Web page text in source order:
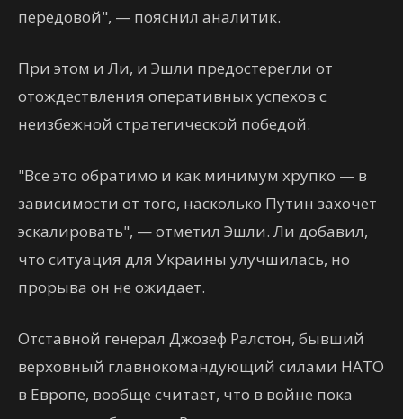
передовой", — пояснил аналитик.
При этом и Ли, и Эшли предостерегли от
отождествления оперативных успехов с
неизбежной стратегической победой.
"Все это обратимо и как минимум хрупко — в
зависимости от того, насколько Путин захочет
эскалировать", — отметил Эшли. Ли добавил,
что ситуация для Украины улучшилась, но
прорыва он не ожидает.
Отставной генерал Джозеф Ралстон, бывший
верховный главнокомандующий силами НАТО
в Европе, вообще считает, что в войне пока